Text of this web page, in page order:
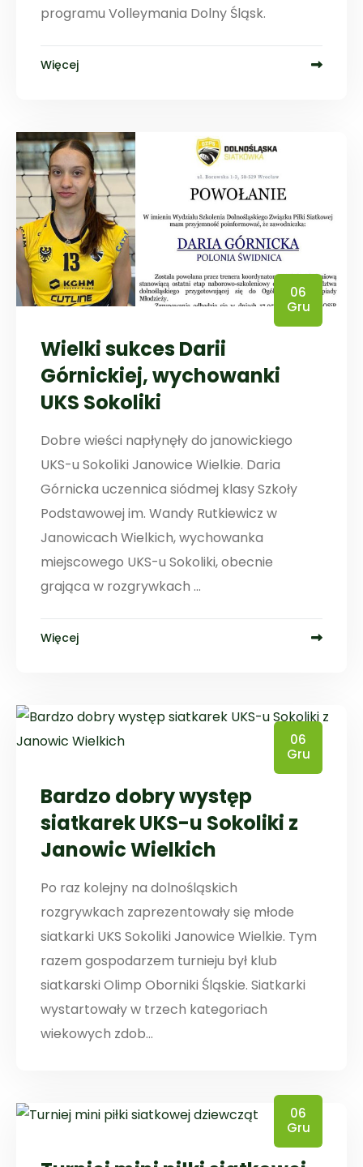
programu Volleymania Dolny Śląsk.
Więcej
06
Gru
Wielki sukces Darii
Górnickiej, wychowanki
UKS Sokoliki
Dobre wieści napłynęły do janowickiego
UKS-u Sokoliki Janowice Wielkie. Daria
Górnicka uczennica siódmej klasy Szkoły
Podstawowej im. Wandy Rutkiewicz w
Janowicach Wielkich, wychowanka
miejscowego UKS-u Sokoliki, obecnie
grająca w rozgrywkach ...
Więcej
06
Gru
Bardzo dobry występ
siatkarek UKS-u Sokoliki z
Janowic Wielkich
Po raz kolejny na dolnośląskich
rozgrywkach zaprezentowały się młode
siatkarki UKS Sokoliki Janowice Wielkie. Tym
razem gospodarzem turnieju był klub
siatkarski Olimp Oborniki Śląskie. Siatkarki
wystartowały w trzech kategoriach
wiekowych zdob...
06
Gru